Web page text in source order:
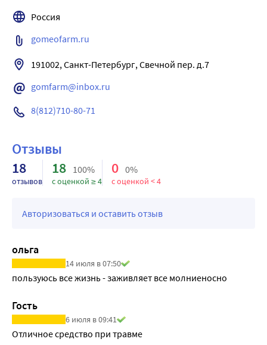
Россия
gomeofarm.ru
191002, Санкт-Петербург, Свечной пер. д.7
gomfarm@inbox.ru
8(812)710-80-71
Отзывы
18
отзывов
18 100%
с оценкой ≥ 4
0 0%
с оценкой < 4
Авторизоваться и оставить отзыв
ольга
14 июля в 07:50
пользуюсь все жизнь - заживляет все молниеносно
Гость
6 июля в 09:41
Отличное средство при травме